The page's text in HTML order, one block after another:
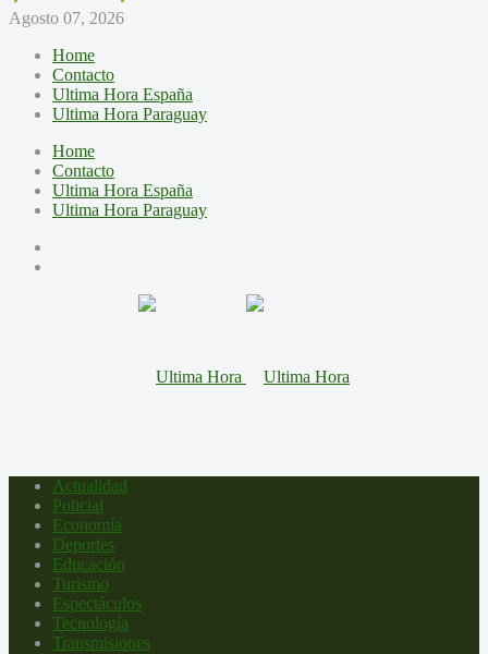
Agosto 07, 2026
Home
Contacto
Ultima Hora España
Ultima Hora Paraguay
Home
Contacto
Ultima Hora España
Ultima Hora Paraguay
Actualidad
Policial
Economía
Deportes
Educación
Turismo
Espectáculos
Tecnología
Transmisiones